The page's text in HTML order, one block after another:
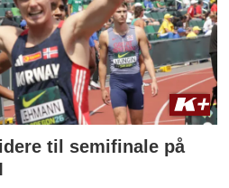
til semifinale på